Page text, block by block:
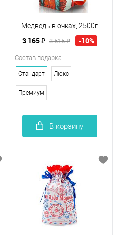
Медведь в очках, 2500г
3 165 ₽ 3 515 ₽ -10%
Состав подарка
Стандарт Люкс
Премиум
В корзину